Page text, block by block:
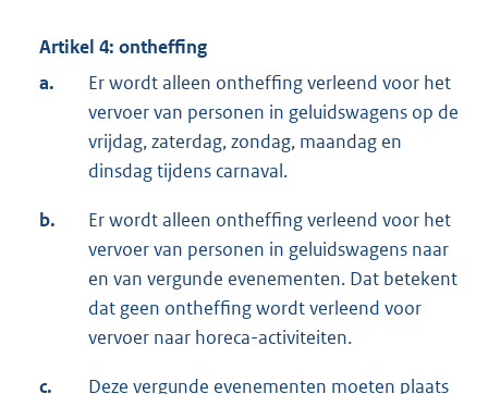
Artikel 4: ontheffing
a.
Er wordt alleen ontheffing verleend voor het
vervoer van personen in geluidswagens op de
vrijdag, zaterdag, zondag, maandag en
dinsdag tijdens carnaval.
b.
Er wordt alleen ontheffing verleend voor het
vervoer van personen in geluidswagens naar
en van vergunde evenementen. Dat betekent
dat geen ontheffing wordt verleend voor
vervoer naar horeca-activiteiten.
c.
Deze vergunde evenementen moeten plaats